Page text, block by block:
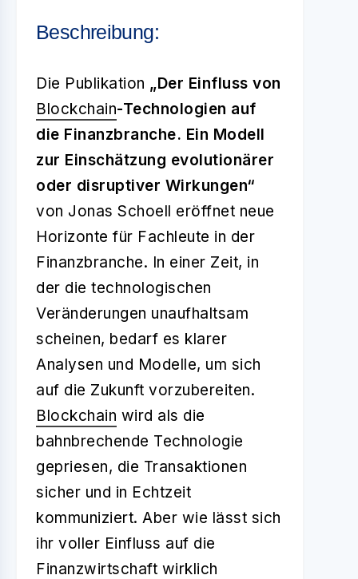
Beschreibung:
Die Publikation „Der Einfluss von
Blockchain-Technologien auf
die Finanzbranche. Ein Modell
zur Einschätzung evolutionärer
oder disruptiver Wirkungen“
von Jonas Schoell eröffnet neue
Horizonte für Fachleute in der
Finanzbranche. In einer Zeit, in
der die technologischen
Veränderungen unaufhaltsam
scheinen, bedarf es klarer
Analysen und Modelle, um sich
auf die Zukunft vorzubereiten.
Blockchain wird als die
bahnbrechende Technologie
gepriesen, die Transaktionen
sicher und in Echtzeit
kommuniziert. Aber wie lässt sich
ihr voller Einfluss auf die
Finanzwirtschaft wirklich